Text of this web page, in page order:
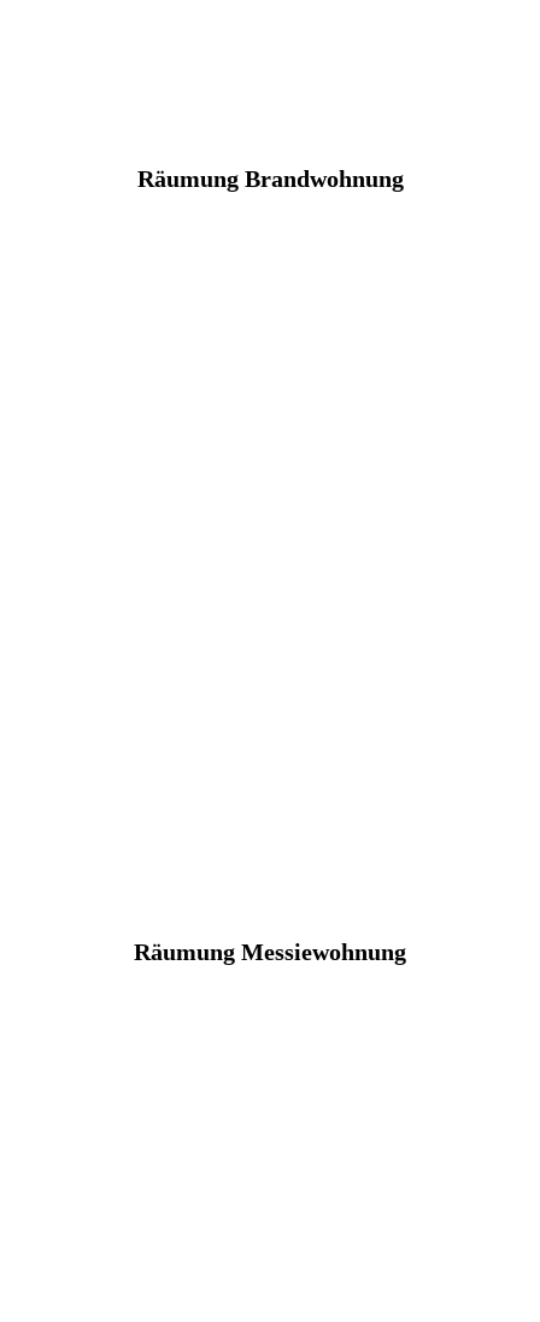
Räumung Brandwohnung
Räumung Messiewohnung